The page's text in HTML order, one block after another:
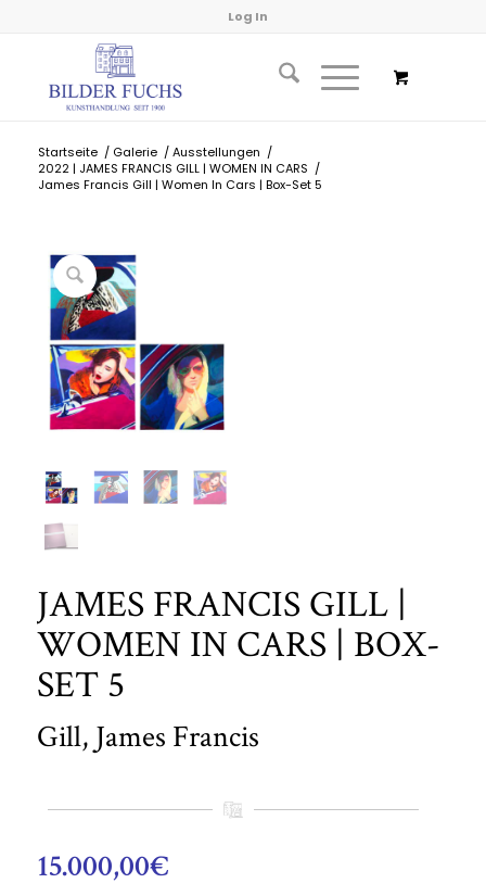
Log In
Startseite / Galerie / Ausstellungen /
2022 | JAMES FRANCIS GILL | WOMEN IN CARS /
James Francis Gill | Women In Cars | Box-Set 5
JAMES FRANCIS GILL |
WOMEN IN CARS | BOX-
SET 5
Gill, James Francis
15.000,00€